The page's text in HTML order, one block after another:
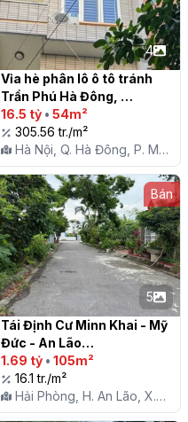
4
Vỉa hè phân lô ô tô tránh
Trần Phú Hà Đông,
54m2x6, chỉ 16.5 tỷ
16.5 tỷ • 54m²
305.56 tr./m²
Hà Nội, Q. Hà Đông, P. Mộ
Lao
Bán
5
Tái Định Cư Minn Khai - Mỹ
Đức - An Lão
1.69 tỷ • 105m²
16.1 tr./m²
Hải Phòng, H. An Lão, X.
Mỹ Đức